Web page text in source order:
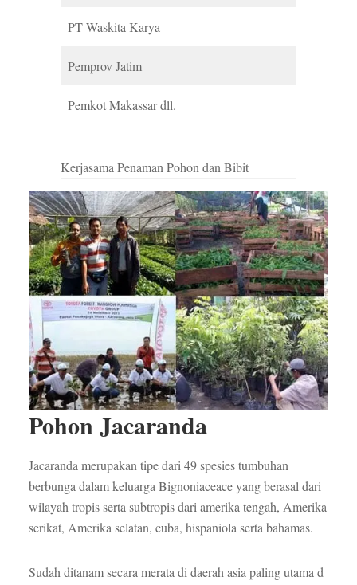
PT Waskita Karya
Pemprov Jatim
Pemkot Makassar dll.
Kerjasama Penaman Pohon dan Bibit
Pohon Jacaranda
Jacaranda merupakan tipe dari 49 spesies tumbuhan
berbunga dalam keluarga Bignoniaceace yang berasal dari
wilayah tropis serta subtropis dari amerika tengah, Amerika
serikat, Amerika selatan, cuba, hispaniola serta bahamas.
Sudah ditanam secara merata di daerah asia paling utama d